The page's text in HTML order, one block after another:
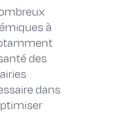
à
des
dans